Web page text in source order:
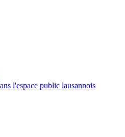
l'espace public lausannois